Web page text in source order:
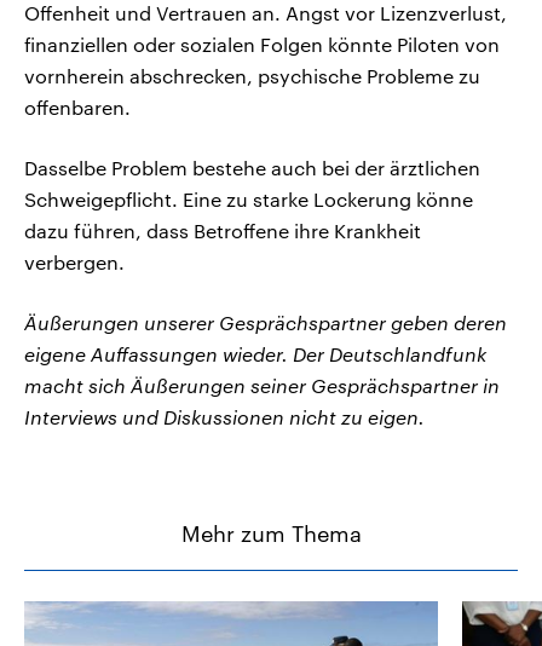
Offenheit und Vertrauen an. Angst vor Lizenzverlust,
finanziellen oder sozialen Folgen könnte Piloten von
vornherein abschrecken, psychische Probleme zu
offenbaren.
Dasselbe Problem bestehe auch bei der ärztlichen
Schweigepflicht. Eine zu starke Lockerung könne
dazu führen, dass Betroffene ihre Krankheit
verbergen.
Äußerungen unserer Gesprächspartner geben deren
eigene Auffassungen wieder. Der Deutschlandfunk
macht sich Äußerungen seiner Gesprächspartner in
Interviews und Diskussionen nicht zu eigen.
Mehr zum Thema